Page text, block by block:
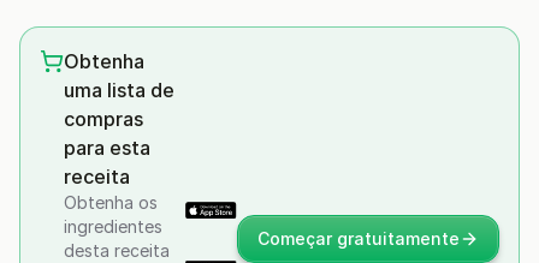
Obtenha
uma lista de
compras
para esta
receita
Obtenha os
ingredientes
desta receita
Começar gratuitamente